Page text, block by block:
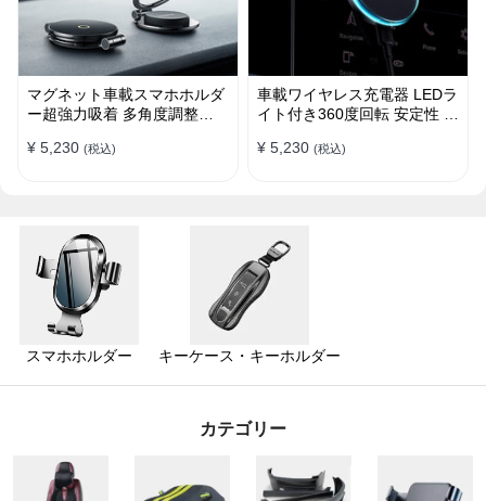
マグネット車載スマホホルダ
ー超強力吸着 多角度調整
ー 折りたたみ式 片手操作 安
¥ 5,230 (税込)
車載ワイヤレス充電器 LEDラ
イト付き360度回転 安定性 粘
し口式兼用 片手操作 置くだ
¥ 5,230 (税込)
スマホホルダー キーケース・キーホルダー
カテゴリー